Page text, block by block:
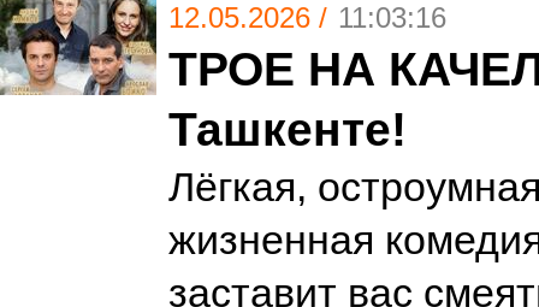
12.05.2026 / 11:03:16
ТРОЕ НА
Ташкенте!
Лёгкая,
жизненная
заставит вас